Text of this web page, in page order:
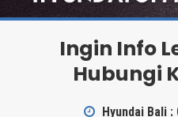
Ingin Info
Hubungi
Hyundai Bali :